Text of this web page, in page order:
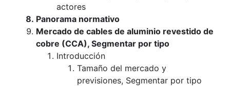
actores
Panorama normativo
Mercado de cables de aluminio revestido de
cobre (CCA), Segmentar por tipo
Introducción
Tamaño del mercado y
previsiones, Segmentar por tipo